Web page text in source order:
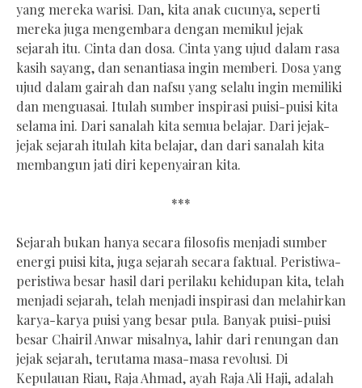
yang mereka warisi. Dan, kita anak cucunya, seperti
mereka juga mengembara dengan memikul jejak
sejarah itu. Cinta dan dosa. Cinta yang ujud dalam rasa
kasih sayang, dan senantiasa ingin memberi. Dosa yang
ujud dalam gairah dan nafsu yang selalu ingin memiliki
dan menguasai. Itulah sumber inspirasi puisi-puisi kita
selama ini. Dari sanalah kita semua belajar. Dari jejak-
jejak sejarah itulah kita belajar, dan dari sanalah kita
membangun jati diri kepenyairan kita.
***
Sejarah bukan hanya secara filosofis menjadi sumber
energi puisi kita, juga sejarah secara faktual. Peristiwa-
peristiwa besar hasil dari perilaku kehidupan kita, telah
menjadi sejarah, telah menjadi inspirasi dan melahirkan
karya-karya puisi yang besar pula. Banyak puisi-puisi
besar Chairil Anwar misalnya, lahir dari renungan dan
jejak sejarah, terutama masa-masa revolusi. Di
Kepulauan Riau, Raja Ahmad, ayah Raja Ali Haji, adalah